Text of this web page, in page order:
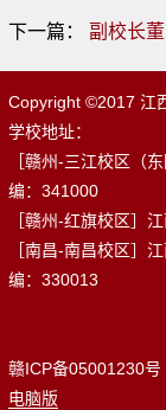
下一篇： 副校长
Copyright ©2017 江
学校地址：
［赣州-三江校区（
编：341000
［赣州-红旗校区］
［南昌-南昌校区］
编：330013
赣ICP备05001230号
电脑版